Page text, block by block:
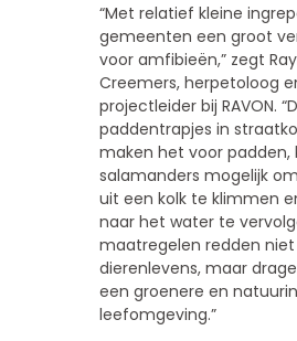
“Met relatief kleine
gemeenten een groot
voor amfibieën,” zegt
Creemers, herpetoloog
projectleider bij RAVON.
paddentrapjes in
maken het voor padden,
salamanders mogelijk
uit een kolk te klimmen
naar het water te
maatregelen redden niet
dierenlevens, maar
een groenere en
leefomgeving.”